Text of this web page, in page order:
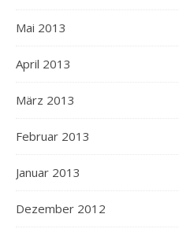
Mai 2013
April 2013
März 2013
Februar 2013
Januar 2013
Dezember 2012